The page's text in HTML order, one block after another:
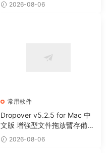
2026-08-06
常用軟件
Dropover v5.2.5 for Mac 中
文版 增強型文件拖放暫存備用
整理工具
2026-08-06